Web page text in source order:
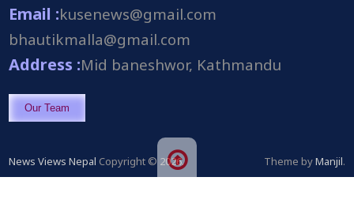
Email :kusenews@gmail.com
bhautikmalla@gmail.com
Address :Mid baneshwor, Kathmandu
Our Team
News Views Nepal Copyright © 2026. Theme byManjil.